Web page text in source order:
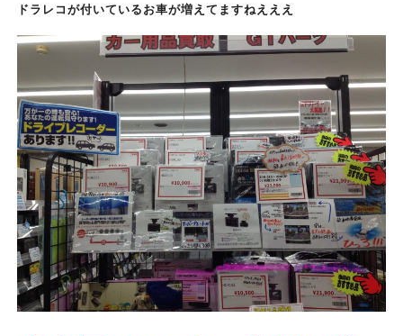
ドラレコが付いているお車が増えてますねえええ